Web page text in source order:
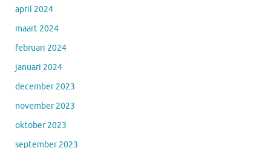
april 2024
maart 2024
februari 2024
januari 2024
december 2023
november 2023
oktober 2023
september 2023